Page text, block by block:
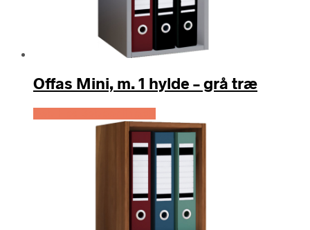
Offas Mini, m. 1 hylde – grå træ